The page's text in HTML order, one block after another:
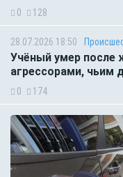
0 128
28.07.2026 18:50
Учёный умер после
агрессорами, чьим
0 174